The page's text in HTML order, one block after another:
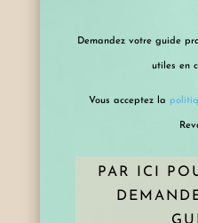
Demandez votre guide
utiles en
Vous acceptez la
PAR ICI